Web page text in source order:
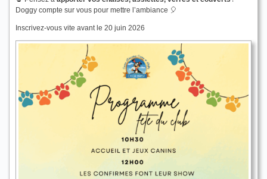
Doggy compte sur vous pour mettre l’ambiance 🎈
Inscrivez-vous vite avant le 20 juin 2026